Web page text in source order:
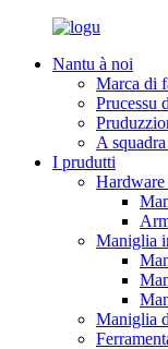
Nantu à noi
Marca di
Prucessu
A
I prudutti
Hardware
Maniglia
Maniglia